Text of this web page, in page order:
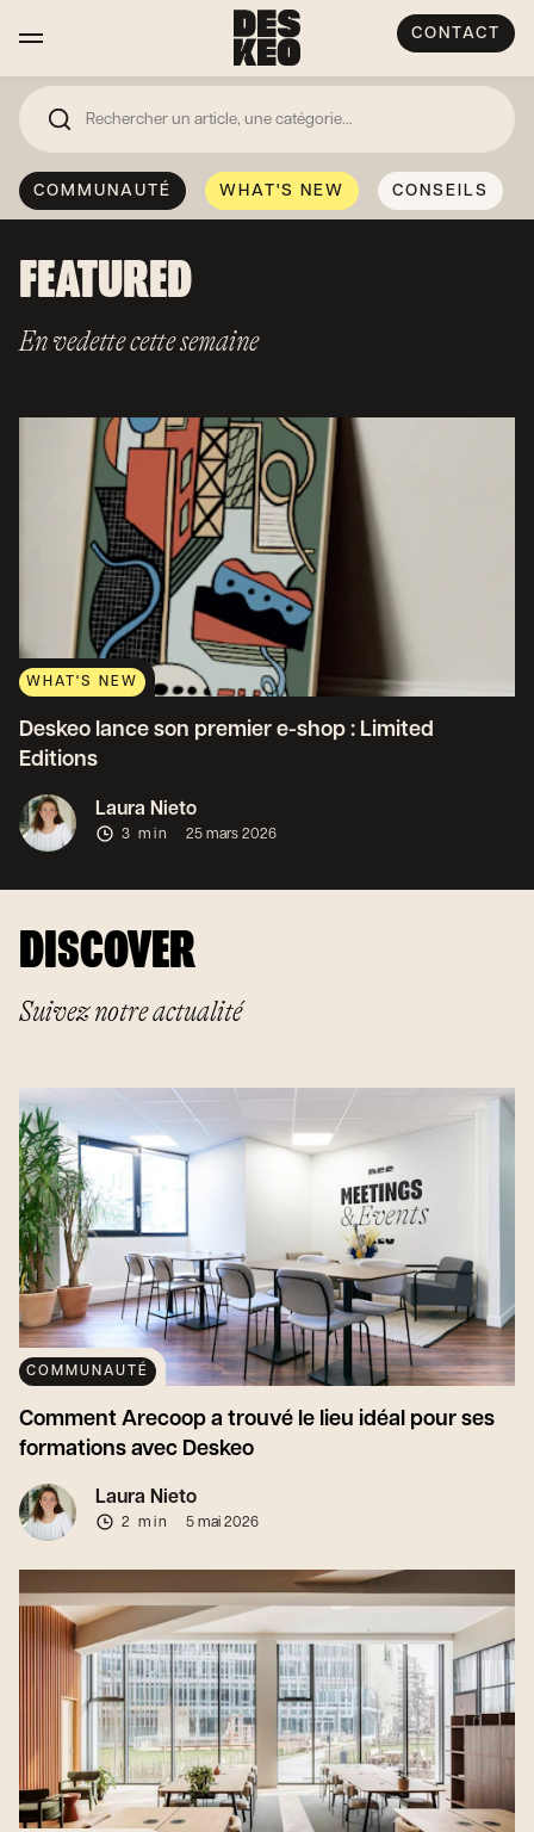
CONTACT
COMMUNAUTÉ WHAT'S NEW CONSEILS
FEATURED
En vedette cette semaine
WHAT'S NEW
Deskeo lance son premier e-shop : Limited
Editions
Laura Nieto
3 min 25 mars 2026
DISCOVER
Suivez notre actualité
COMMUNAUTÉ
Comment Arecoop a trouvé le lieu idéal pour ses
formations avec Deskeo
Laura Nieto
2 min 5 mai 2026